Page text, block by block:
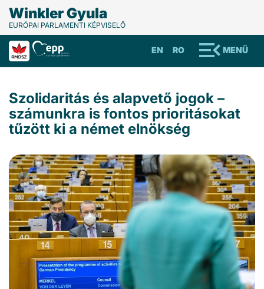
Winkler Gyula
EURÓPAI PARLAMENTI KÉPVISELŐ
MENÜ
RO
EN
Szolidaritás és alapvető jogok –
számunkra is fontos prioritásokat
tűzött ki a német elnökség